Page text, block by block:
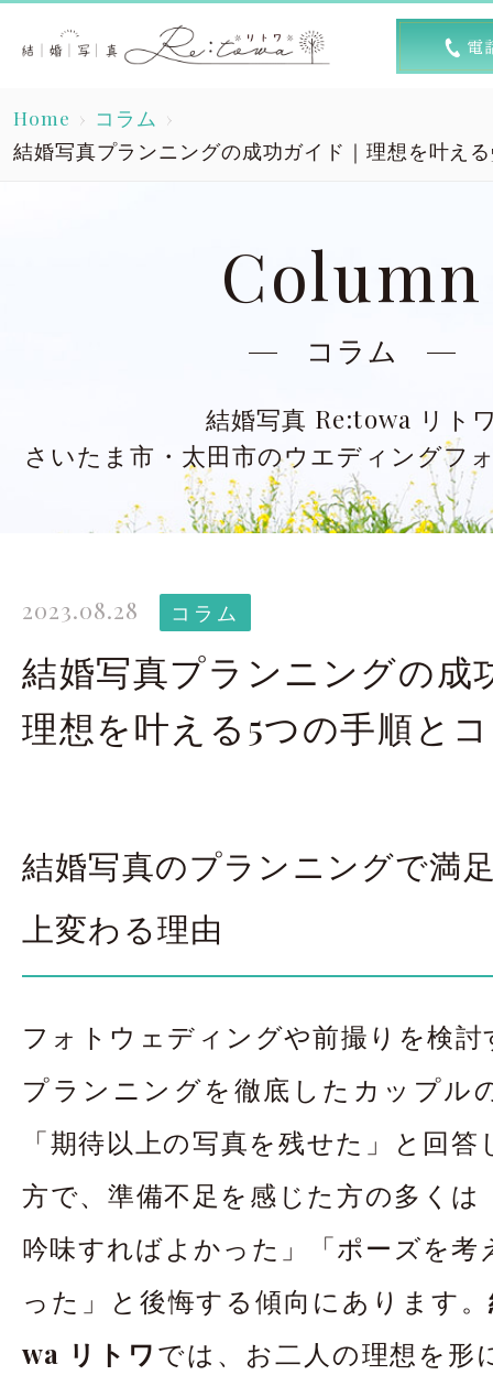
トップ
Top
洋装スタジオ
和装スタジオ
Kimono studio
太田店ギャラリー 大宮
ドレス＆着物
LINEで予約・相
アクセス
Home
コラム
結婚写真プランニングの成功ガイド｜理想を叶え
Column
コラム
結婚写真 Re:towa リト
さいたま市・太田市のウエディングフ
2023.08.28 コラム
結婚写真プランニングの成
理想を叶える5つの手順と
結婚写真のプランニングで満
上変わる理由
フォトウェディングや前撮りを検討
プランニングを徹底したカップル
「期待以上の写真を残せた」と回
方で、準備不足を感じた方の多くは
吟味すればよかった」「ポーズを考
った」と後悔する傾向にあります。
wa リトワでは、お二人の理想を形